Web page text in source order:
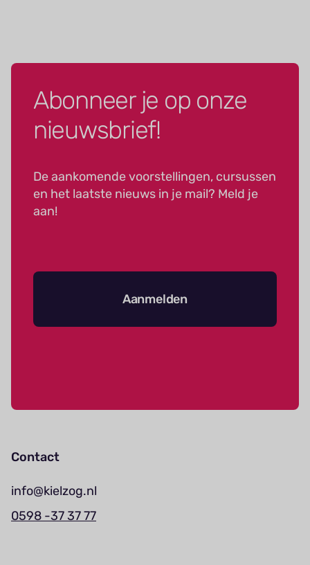
Abonneer je op onze
nieuwsbrief!
De aankomende voorstellingen, cursussen
en het laatste nieuws in je mail? Meld je
aan!
Aanmelden
Contact
info@kielzog.nl
0598 -37 37 77